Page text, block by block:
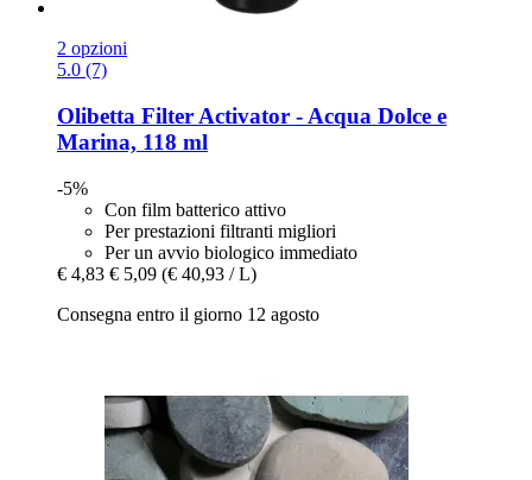
2 opzioni
5.0 (7)
Olibetta Filter Activator -​ Acqua Dolce e
Marina, 118 ml
-5%
Con film batterico attivo
Per prestazioni filtranti migliori
Per un avvio biologico immediato
€ 4,83 € 5,09 (€ 40,93 / L)
Consegna entro il giorno 12 agosto